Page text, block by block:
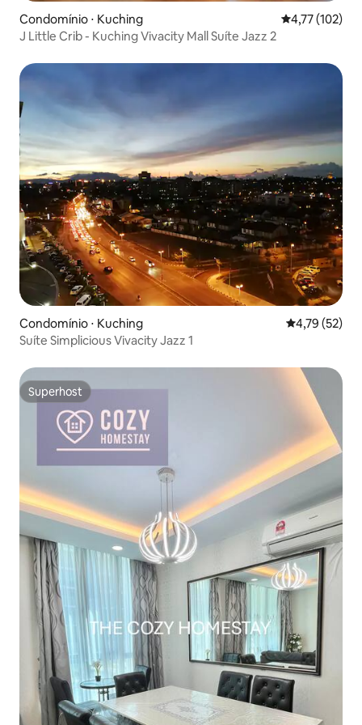
Condomínio ⋅ Kuching 4,77 de uma
4,77 (102)
J Little Crib - Kuching Vivacity Mall Suíte Jazz 2
Condomínio ⋅ Kuching 4,79 de uma
4,79 (52)
Suíte Simplicious Vivacity Jazz 1
Superhost
Superhost